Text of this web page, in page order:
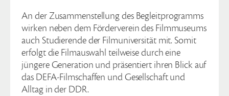
An der Zusammenstellung des Begleitprogramms
wirken neben dem Förderverein des Filmmuseums
auch Studierende der Filmuniversität mit. Somit
erfolgt die Filmauswahl teilweise durch eine
jüngere Generation und präsentiert ihren Blick auf
das DEFA-Filmschaffen und Gesellschaft und
Alltag in der DDR.